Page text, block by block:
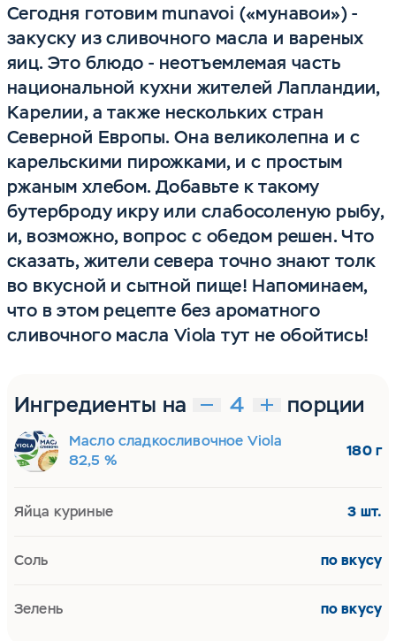
Сегодня готовим munavoi («мунавои») -
закуску из сливочного масла и вареных
яиц. Это блюдо - неотъемлемая часть
национальной кухни жителей Лапландии,
Карелии, а также нескольких стран
Северной Европы. Она великолепна и с
карельскими пирожками, и с простым
ржаным хлебом. Добавьте к такому
бутерброду икру или слабосоленую рыбу,
и, возможно, вопрос с обедом решен. Что
сказать, жители севера точно знают толк
во вкусной и сытной пище! Напоминаем,
что в этом рецепте без ароматного
сливочного масла Viola тут не обойтись!
Ингредиенты на порции
Масло сладкосливочное Viola
82,5 %
180 г
Яйца куриные 3 шт.
Соль по вкусу
Зелень по вкусу